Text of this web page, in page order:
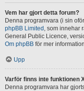
Vem har gjort detta forum?
Denna programvara (i sin
phpBB Limited , som innehar
General Public Licence,
Om phpBB för mer
Upp
Varför finns inte funktionen
Denna programvara har